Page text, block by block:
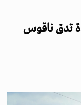
تدق ناقوس